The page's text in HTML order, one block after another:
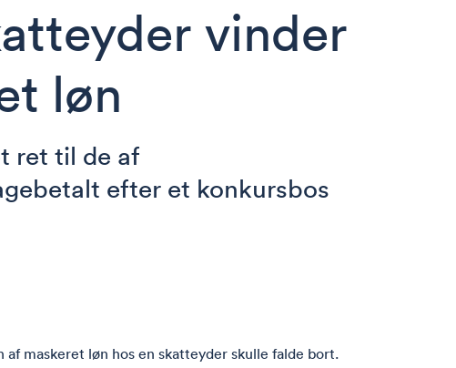
vinder
løn
ret til de af
efter et konkursbos
maskeret løn hos en skatteyder skulle falde bort.